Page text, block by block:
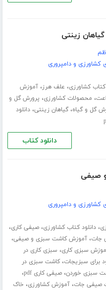
زینتی
کشاورزی و دامپروری
کتاب کشاورزی، علف هرز،آموزش
، محصولات کشاورزی، پرورش گل و
گل و گیاه،گیاهان زینتی،دانلود
دانلود کتاب
و صیفی
کشاورزی و دامپروری
،دانلود کتاب کشاورزی،صیفی کاری،
جات،آموزش کاشت سبزی و صیفی،
سبزی کاری، سبزی کاری در
برای سبزیجات،کاشت سبزی در
سبزی خوردن،صیفی کاری pdf ،
صیفی جات،آموزش کشاورزی، خاک